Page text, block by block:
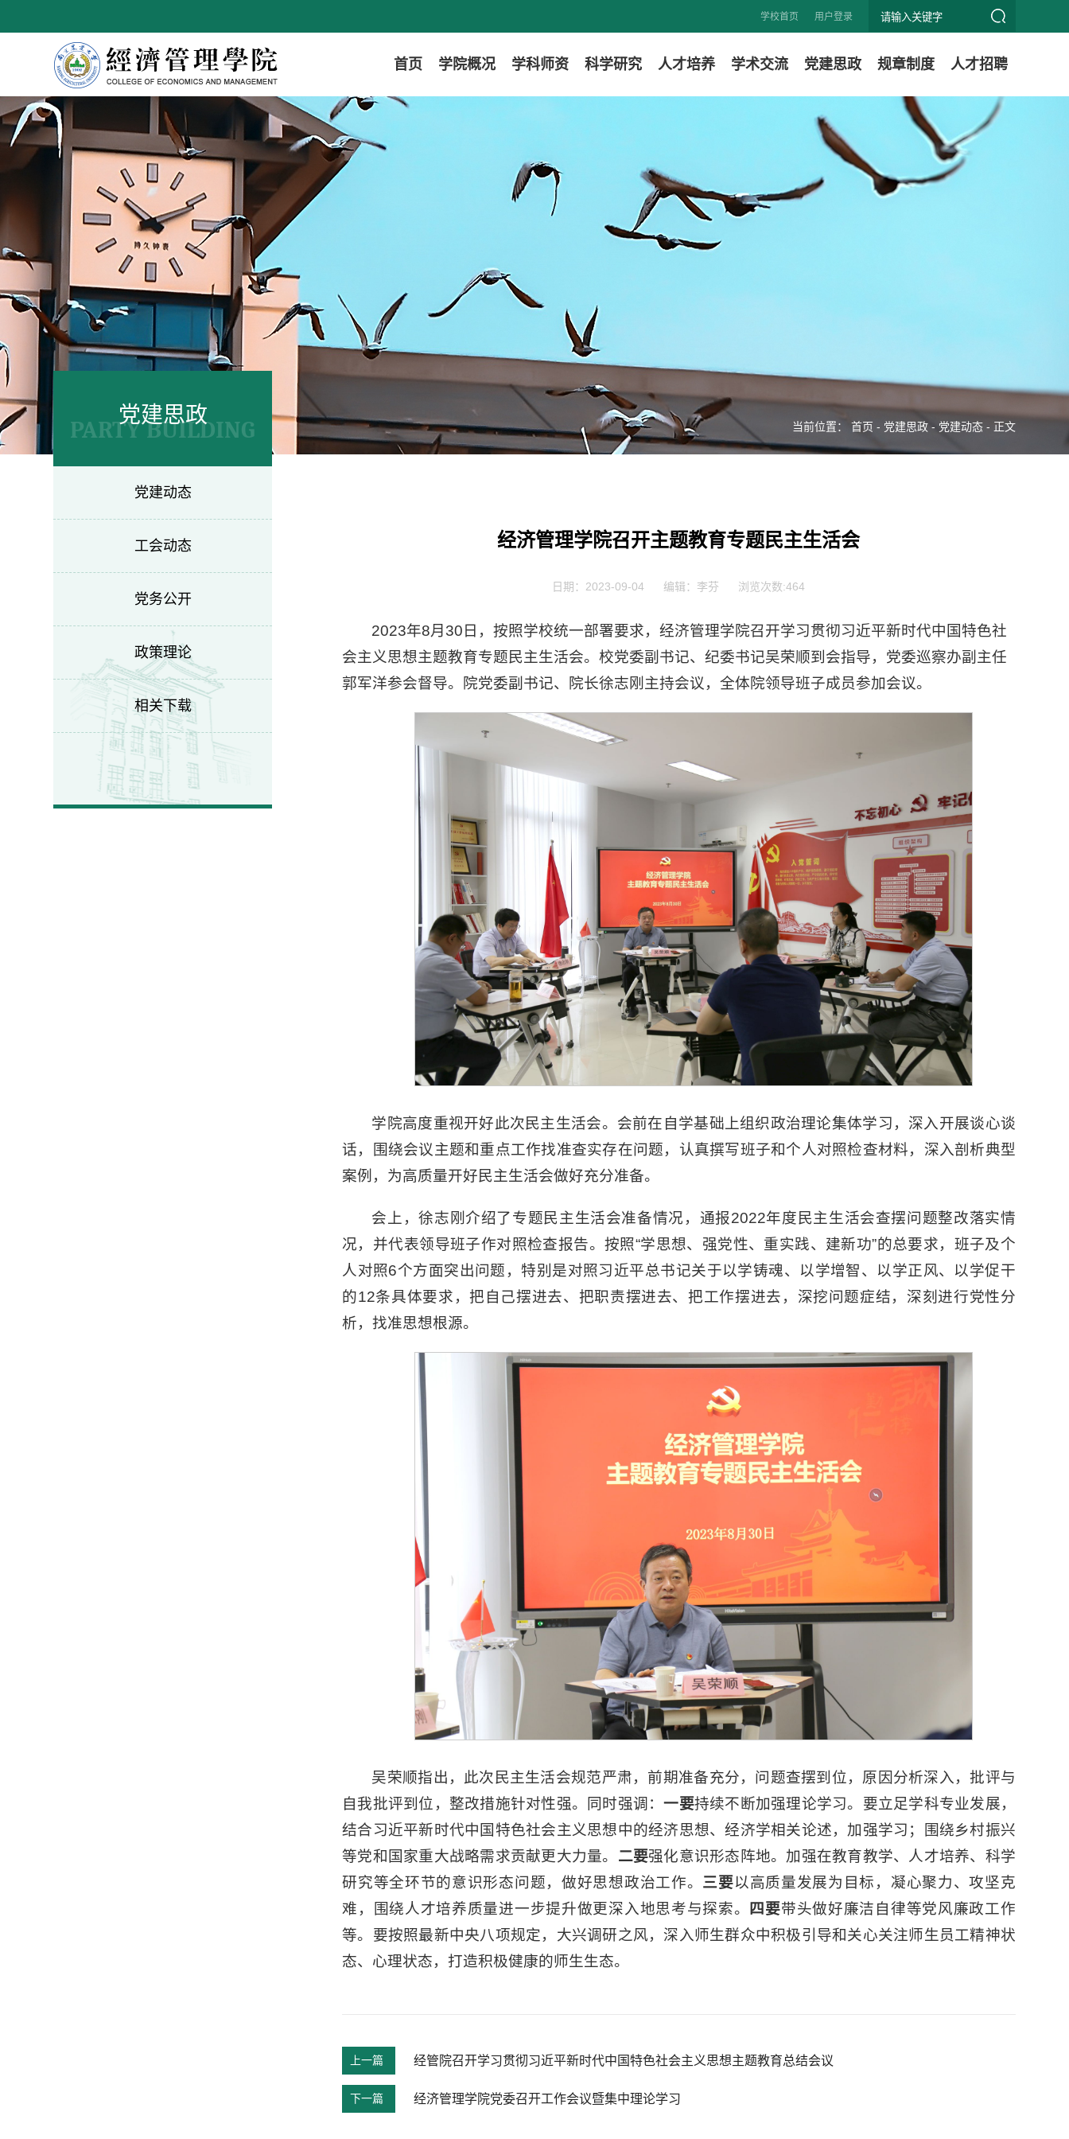
学校首页 用户登录
首页 学院概况 学科师资 科学研究 人才培养 学术交流 党建思政 规章制度 人才招聘
党建思政
PARTY BUILDING
党建动态
工会动态
党务公开
政策理论
相关下载
当前位置： 首页 - 党建思政- 党建动态- 正文
经济管理学院召开主题教育专题民主生活会
日期：2023-09-04 编辑：李芬 浏览次数:464
2023年8月30日，按照学校统一部署要求，经济管理学院召开学习贯彻习近平新时代中国特色社
会主义思想主题教育专题民主生活会。校党委副书记、纪委书记吴荣顺到会指导，党委巡察办副主任
郭军洋参会督导。院党委副书记、院长徐志刚主持会议，全体院领导班子成员参加会议。
学院高度重视开好此次民主生活会。会前在自学基础上组织政治理论集体学习，深入开展谈心谈
话，围绕会议主题和重点工作找准查实存在问题，认真撰写班子和个人对照检查材料，深入剖析典型
案例，为高质量开好民主生活会做好充分准备。
会上，徐志刚介绍了专题民主生活会准备情况，通报2022年度民主生活会查摆问题整改落实情
况，并代表领导班子作对照检查报告。按照“学思想、强党性、重实践、建新功”的总要求，班子及个
人对照6个方面突出问题，特别是对照习近平总书记关于以学铸魂、以学增智、以学正风、以学促干
的12条具体要求，把自己摆进去、把职责摆进去、把工作摆进去，深挖问题症结，深刻进行党性分
析，找准思想根源。
吴荣顺指出，此次民主生活会规范严肃，前期准备充分，问题查摆到位，原因分析深入，批评与
自我批评到位，整改措施针对性强。同时强调：一要持续不断加强理论学习。要立足学科专业发展，
结合习近平新时代中国特色社会主义思想中的经济思想、经济学相关论述，加强学习；围绕乡村振兴
等党和国家重大战略需求贡献更大力量。 二要强化意识形态阵地。加强在教育教学、人才培养、科学
研究等全环节的意识形态问题，做好思想政治工作。 三要以高质量发展为目标，凝心聚力、攻坚克
难，围绕人才培养质量进一步提升做更深入地思考与探索。 四要带头做好廉洁自律等党风廉政工作
等。要按照最新中央八项规定，大兴调研之风，深入师生群众中积极引导和关心关注师生员工精神状
态、心理状态，打造积极健康的师生生态。
上一篇 经管院召开学习贯彻习近平新时代中国特色社会主义思想主题教育总结会议
下一篇 经济管理学院党委召开工作会议暨集中理论学习